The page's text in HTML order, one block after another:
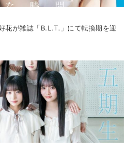
花が雑誌「B.L.T.」にて転換期を迎